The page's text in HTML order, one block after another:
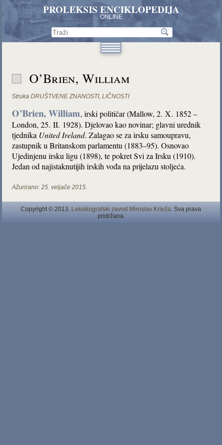
PROLEKSIS ENCIKLOPEDIJA
ONLINE
O’Brien, William
Struka DRUŠTVENE ZNANOSTI,LIČNOSTI
O’Brien, William, irski političar (Mallow, 2. X. 1852 –
London, 25. II. 1928). Djelovao kao novinar; glavni urednik
tjednika United Ireland. Zalagao se za irsku samoupravu,
zastupnik u Britanskom parlamentu (1883–95). Osnovao
Ujedinjenu irsku ligu (1898), te pokret Svi za Irsku (1910).
Jedan od najistaknutijih irskih vođa na prijelazu stoljeća.
Ažurirano: 25. veljače 2015.
Copyright © 2013. Leksikografski zavod Miroslav Krleža. Sva prava
pridržana.